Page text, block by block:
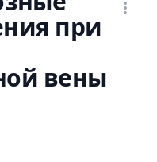
при
вены